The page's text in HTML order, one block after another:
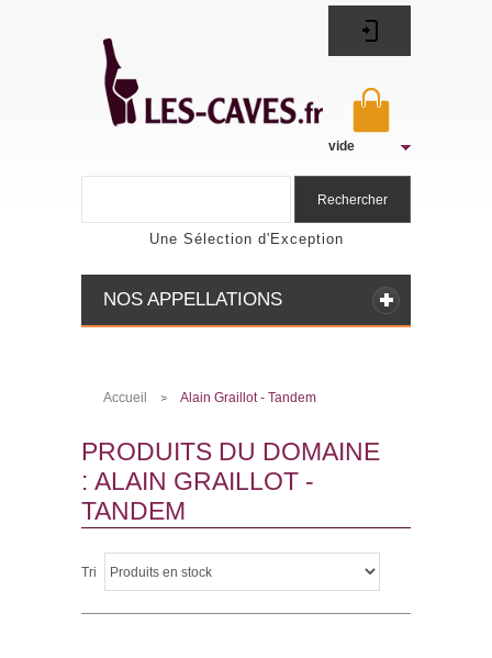
Une Sélection d'Exception
vide
NOS APPELLATIONS
Rechercher
Accueil
Alain Graillot - Tandem
PRODUITS DU DOMAINE
: ALAIN GRAILLOT -
TANDEM
Tri